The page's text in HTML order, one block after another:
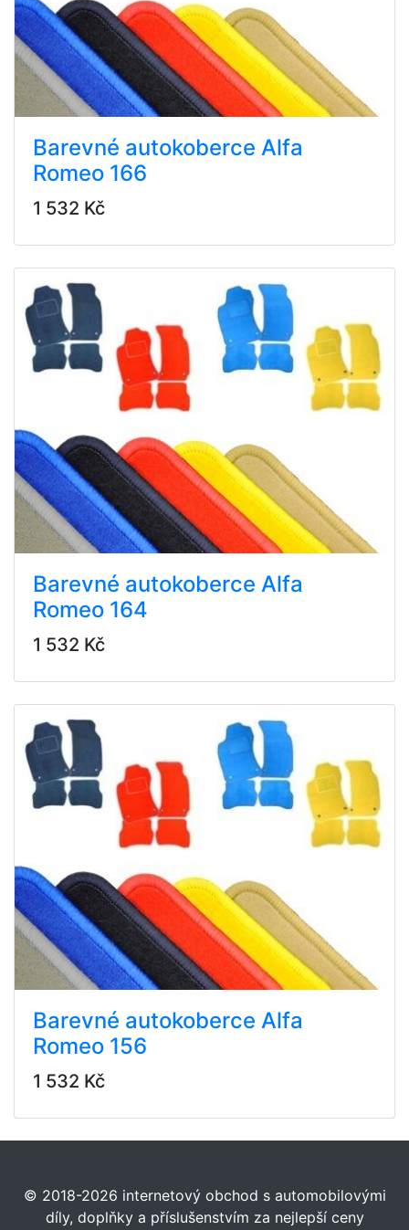
Barevné autokoberce Alfa
Romeo 166
1 532 Kč
Barevné autokoberce Alfa
Romeo 164
1 532 Kč
Barevné autokoberce Alfa
Romeo 156
1 532 Kč
© 2018-2026 internetový obchod s automobilovými
díly, doplňky a příslušenstvím za nejlepší ceny